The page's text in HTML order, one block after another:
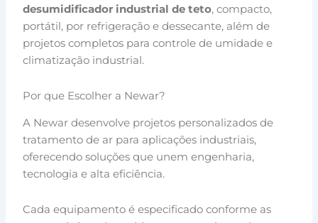
desumidificador industrial de teto, compacto,
portátil, por refrigeração e dessecante, além de
projetos completos para controle de umidade e
climatização industrial.
Por que Escolher a Newar?
A Newar desenvolve projetos personalizados de
tratamento de ar para aplicações industriais,
oferecendo soluções que unem engenharia,
tecnologia e alta eficiência.
Cada equipamento é especificado conforme as